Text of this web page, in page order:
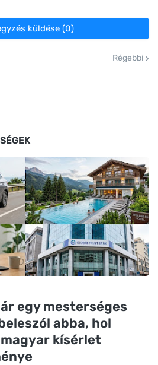
küldése (0)
Régebbi
egy mesterséges
abba, hol
kísérlet